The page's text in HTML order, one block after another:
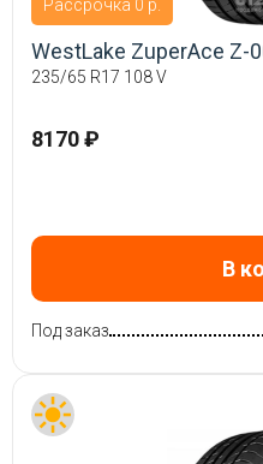
Рассрочка 0 р.
WestLake ZuperAce Z-
235/65 R17 108 V
8170 ₽
В
Под заказ